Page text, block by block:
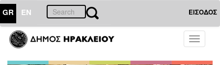
GR EN ΕΙΣΟΔΟΣ
Toggle
ΔΗΜΟΣ
Δελτία